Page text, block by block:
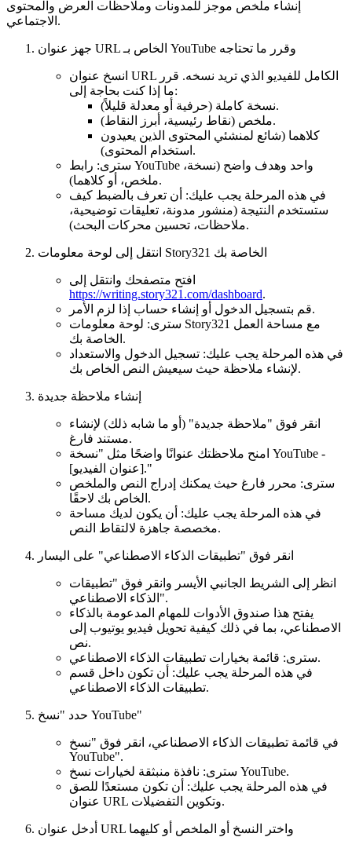
إنشاء ملخص موجز للمدونات وملاحظات العرض والمحتوى
الاجتماعي.
جهز عنوان URL الخاص بـ YouTube وقرر ما تحتاجه
انسخ عنوان URL الكامل للفيديو الذي تريد نسخه. قرر
ما إذا كنت بحاجة إلى:
نسخة كاملة (حرفية أو معدلة قليلاً).
ملخص (نقاط رئيسية، أبرز النقاط).
كلاهما (شائع لمنشئي المحتوى الذين يعيدون
استخدام المحتوى).
سترى: رابط YouTube واحد وهدف واضح (نسخة،
ملخص، أو كلاهما).
في هذه المرحلة يجب عليك: أن تعرف بالضبط كيف
ستستخدم النتيجة (منشور مدونة، تعليقات توضيحية،
ملاحظات، تحسين محركات البحث).
انتقل إلى لوحة معلومات Story321 الخاصة بك
افتح متصفحك وانتقل إلى
https://writing.story321.com/dashboard.
قم بتسجيل الدخول أو إنشاء حساب إذا لزم الأمر.
سترى: لوحة معلومات Story321 مع مساحة العمل
الخاصة بك.
في هذه المرحلة يجب عليك: تسجيل الدخول والاستعداد
لإنشاء ملاحظة حيث سيعيش النص الخاص بك.
إنشاء ملاحظة جديدة
انقر فوق "ملاحظة جديدة" (أو ما شابه ذلك) لإنشاء
مستند فارغ.
امنح ملاحظتك عنوانًا واضحًا مثل "نسخة YouTube -
[عنوان الفيديو]."
سترى: محرر فارغ حيث يمكنك إدراج النص والملخص
الخاص بك لاحقًا.
في هذه المرحلة يجب عليك: أن يكون لديك مساحة
مخصصة جاهزة لالتقاط النص.
انقر فوق "تطبيقات الذكاء الاصطناعي" على اليسار
انظر إلى الشريط الجانبي الأيسر وانقر فوق "تطبيقات
الذكاء الاصطناعي".
يفتح هذا صندوق الأدوات للمهام المدعومة بالذكاء
الاصطناعي، بما في ذلك كيفية تحويل فيديو يوتيوب إلى
نص.
سترى: قائمة بخيارات تطبيقات الذكاء الاصطناعي.
في هذه المرحلة يجب عليك: أن تكون داخل قسم
تطبيقات الذكاء الاصطناعي.
حدد "نسخ YouTube"
في قائمة تطبيقات الذكاء الاصطناعي، انقر فوق "نسخ
YouTube".
سترى: نافذة منبثقة لخيارات نسخ YouTube.
في هذه المرحلة يجب عليك: أن تكون مستعدًا للصق
عنوان URL وتكوين التفضيلات.
أدخل عنوان URL واختر النسخ أو الملخص أو كليهما